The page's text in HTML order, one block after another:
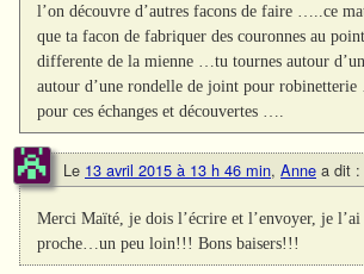
l’on découvre d’autres facons de faire …..ce
que ta facon de fabriquer des couronnes au
differente de la mienne …tu tournes autour
autour d’une rondelle de joint pour
pour ces échanges et découvertes ….
Le 13 avril 2015 à 13 h 46 min, Anne a dit :
Merci Maïté, je dois l’écrire et l’envoyer, je
proche…un peu loin!!! Bons baisers!!!